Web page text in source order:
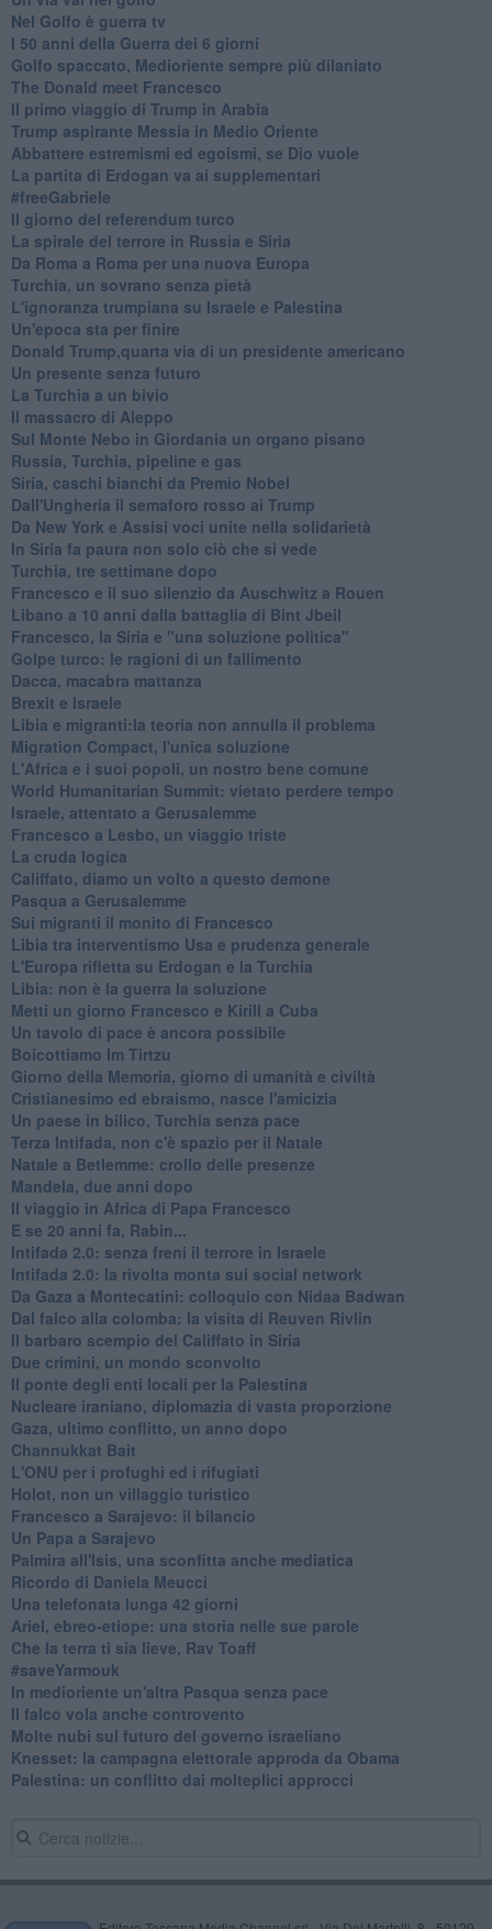
Nel Golfo è guerra tv
I 50 anni della Guerra dei 6 giorni
Golfo spaccato, Medioriente sempre più dilaniato
The Donald meet Francesco
Il primo viaggio di Trump in Arabia
Trump aspirante Messia in Medio Oriente
Abbattere estremismi ed egoismi, se Dio vuole
La partita di Erdogan va ai supplementari
#freeGabriele
Il giorno del referendum turco
La spirale del terrore in Russia e Siria
Da Roma a Roma per una nuova Europa
Turchia, un sovrano senza pietà
L'ignoranza trumpiana su Israele e Palestina
Un'epoca sta per finire
Donald Trump,quarta via di un presidente americano
Un presente senza futuro
La Turchia a un bivio
Il massacro di Aleppo
Sul Monte Nebo in Giordania un organo pisano
Russia, Turchia, pipeline e gas
Siria, caschi bianchi da Premio Nobel
Dall'Ungheria il semaforo rosso ai Trump
Da New York e Assisi voci unite nella solidarietà
In Siria fa paura non solo ciò che si vede
Turchia, tre settimane dopo
Francesco e il suo silenzio da Auschwitz a Rouen
Libano a 10 anni dalla battaglia di Bint Jbeil
Francesco, la Siria e "una soluzione politica"
Golpe turco: le ragioni di un fallimento
Dacca, macabra mattanza
Brexit e Israele
Libia e migranti:la teoria non annulla il problema
Migration Compact, l'unica soluzione
L'Africa e i suoi popoli, un nostro bene comune
World Humanitarian Summit: vietato perdere tempo
Israele, attentato a Gerusalemme
Francesco a Lesbo, un viaggio triste
La cruda logica
Califfato, diamo un volto a questo demone
Pasqua a Gerusalemme
Sui migranti il monito di Francesco
Libia tra interventismo Usa e prudenza generale
L'Europa rifletta su Erdogan e la Turchia
Libia: non è la guerra la soluzione
Metti un giorno Francesco e Kirill a Cuba
Un tavolo di pace è ancora possibile
Boicottiamo Im Tirtzu
Giorno della Memoria, giorno di umanità e civiltà
Cristianesimo ed ebraismo, nasce l'amicizia
Un paese in bilico, Turchia senza pace
Terza Intifada, non c'è spazio per il Natale
Natale a Betlemme: crollo delle presenze
Mandela, due anni dopo
Il viaggio in Africa di Papa Francesco
E se 20 anni fa, Rabin...
Intifada 2.0: senza freni il terrore in Israele
Intifada 2.0: la rivolta monta sui social network
Da Gaza a Montecatini: colloquio con Nidaa Badwan
Dal falco alla colomba: la visita di Reuven Rivlin
Il barbaro scempio del Califfato in Siria
Due crimini, un mondo sconvolto
Il ponte degli enti locali per la Palestina
Nucleare iraniano, diplomazia di vasta proporzione
Gaza, ultimo conflitto, un anno dopo
Channukkat Bait
L'ONU per i profughi ed i rifugiati
Holot, non un villaggio turistico
Francesco a Sarajevo: il bilancio
Un Papa a Sarajevo
Palmira all'Isis, una sconfitta anche mediatica
Ricordo di Daniela Meucci
​Una telefonata lunga 42 giorni
​Ariel, ebreo-etiope: una storia nelle sue parole
Che la terra ti sia lieve, Rav Toaff
​#saveYarmouk
​In medioriente un'altra Pasqua senza pace
​Il falco vola anche controvento
Molte nubi sul futuro del governo israeliano
Knesset: la campagna elettorale approda da Obama
Palestina: un conflitto dai molteplici approcci